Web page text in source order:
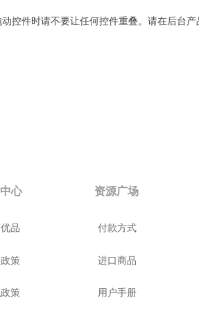
控件时请不要让任何控件重叠。请在后台
心
品
策
策
付款方式
进口商品
用户手册
资源广场